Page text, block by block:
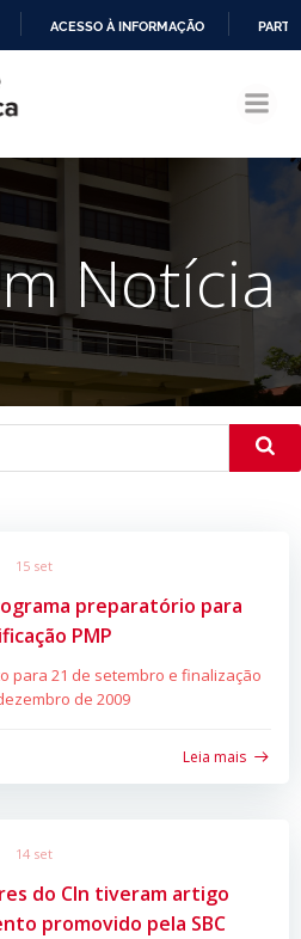
CONTEÚDO
ACESSO À INFORMAÇÃO
Notícia
15 set
preparatório para
PMP
para 21 de setembro e finalização
de 2009
Leia mais
14 set
do CIn tiveram artigo
promovido pela SBC